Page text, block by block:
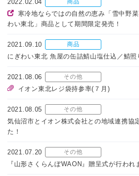
2022.02.04 商品
寒冷地ならではの自然の恵み「雪中野
わい東北」商品として期間限定発売！
2021.09.10 商品
にぎわい東北 魚屋の缶詰鯖山塩仕込／鯖照
2021.08.06 その他
イオン東北レジ袋持参率(７月)
2021.08.05 その他
気仙沼市とイオン株式会社との地域連携協
た！
2021.07.20 その他
『山形さくらんぼWAON』贈呈式が行われ